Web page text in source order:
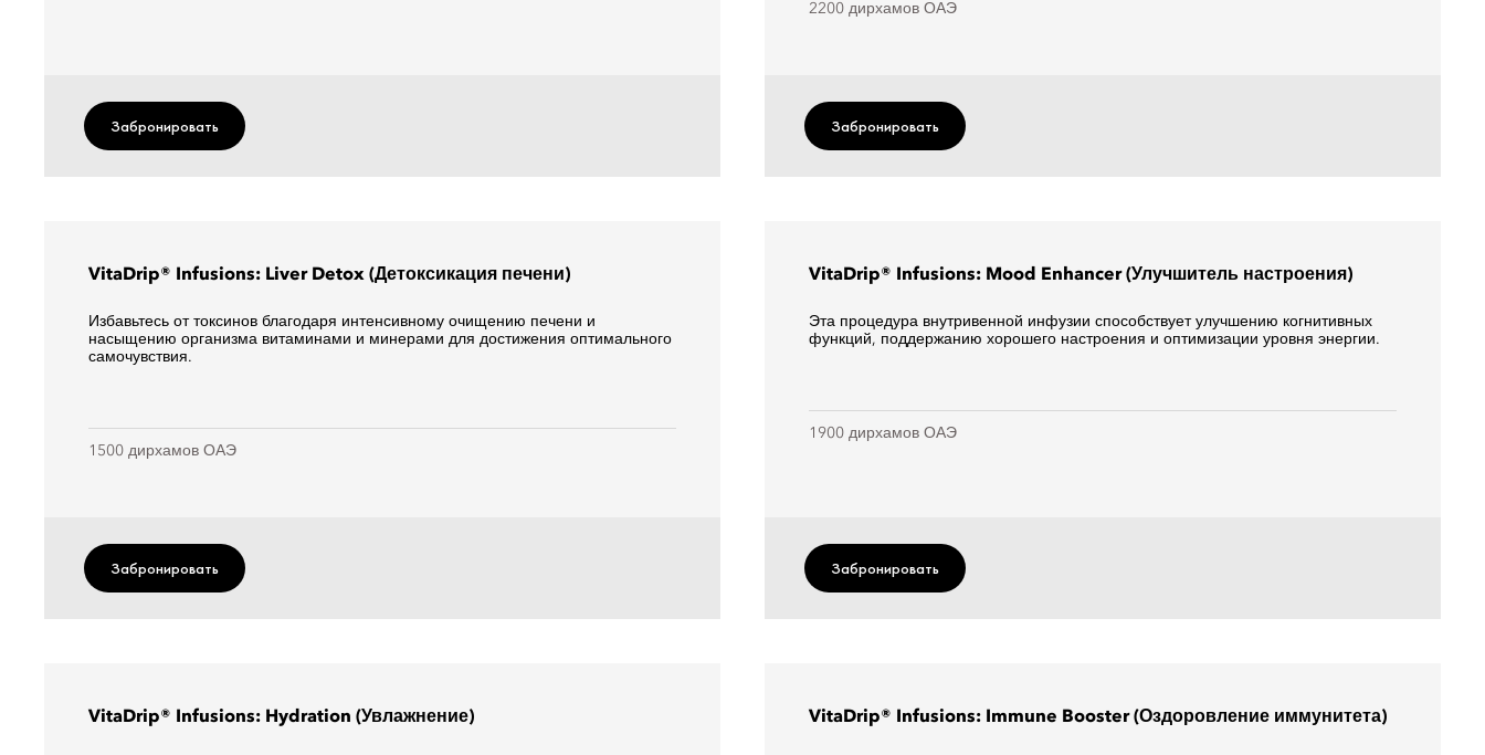
Забронировать
2200 дирхамов ОАЭ
Забронировать
VitaDrip® Infusions: Liver Detox (Детоксикация печени)
Избавьтесь от токсинов благодаря интенсивному очищению печени и
насыщению организма витаминами и минерами для достижения оптимального
самочувствия.
1500 дирхамов ОАЭ
Забронировать
VitaDrip® Infusions: Mood Enhancer (Улучшитель настроения)
Эта процедура внутривенной инфузии способствует улучшению когнитивных
функций, поддержанию хорошего настроения и оптимизации уровня энергии.
1900 дирхамов ОАЭ
Забронировать
VitaDrip® Infusions: Hydration (Увлажнение) VitaDrip® Infusions: Immune Booster (Оздоровление иммунитета)